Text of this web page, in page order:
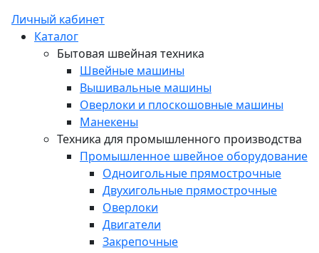
Личный кабинет
Каталог
Бытовая швейная техника
Швейные машины
Вышивальные машины
Оверлоки и плоскошовные машины
Манекены
Техника для промышленного производства
Промышленное швейное оборудование
Одноигольные прямострочные
Двухигольные прямострочные
Оверлоки
Двигатели
Закрепочные